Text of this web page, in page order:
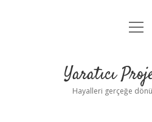
Anasayfa
Yasal
Yaratıcı
Hayalleri gerçeğe